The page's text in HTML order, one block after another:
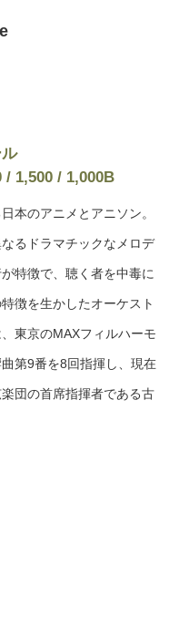
/ 1,500 / 1,000B
本のアニメとアニソン。
るドラマチックなメロデ
特徴で、聴く者を中毒に
徴を生かしたオーケスト
東京のMAXフィルハーモ
第9番を8回指揮し、現在
団の首席指揮者である古